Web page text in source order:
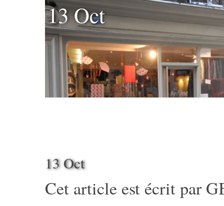
13 Oct
13 Oct
Cet article est écrit par